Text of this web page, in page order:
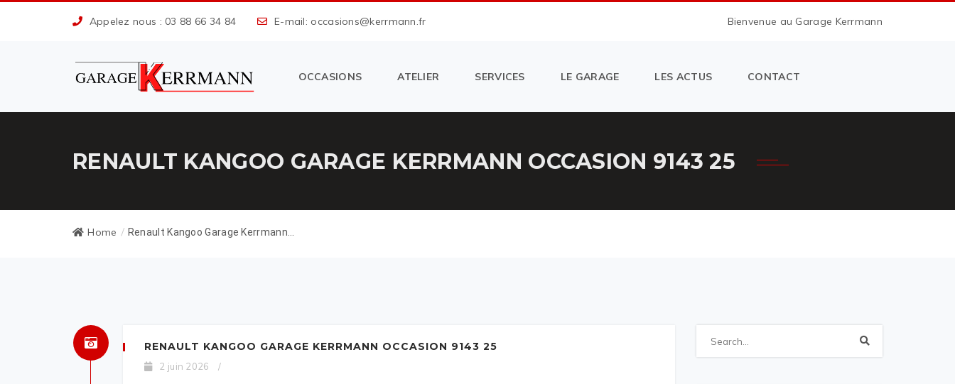
Appelez nous : 03 88 66 34 84 E-mail: occasions@kerrmann.fr Bienvenue au Garage Kerrmann
OCCASIONS ATELIER SERVICES LE GARAGE LES ACTUS CONTACT
RENAULT KANGOO GARAGE KERRMANN OCCASION 9143 25
Home / Renault Kangoo Garage Kerrmann...
RENAULT KANGOO GARAGE KERRMANN OCCASION 9143 25
2 juin 2026 /